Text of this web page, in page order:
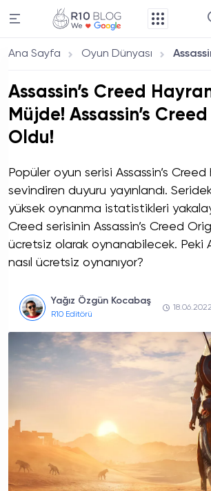
Ana Sayfa Oyun Dünyası
Assassin’s Creed
Müjde! Assassin’s
Oldu!
Popüler oyun serisi Assassin’s Creed
sevindiren duyuru yayınlandı.
yüksek oynanma istatistikleri
Creed serisinin Assassin’s Creed
ücretsiz olarak oynanabilecek. Peki
nasıl ücretsiz oynanıyor?
Yağız Özgün Kocabaş
R10 Editörü